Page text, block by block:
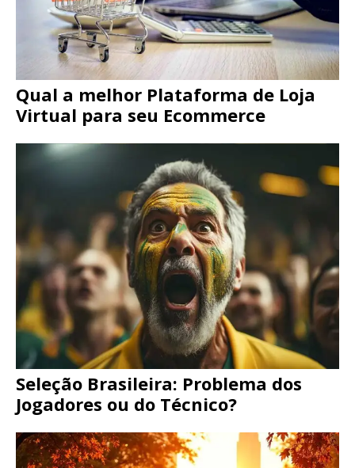
Qual a melhor Plataforma de Loja
Virtual para seu Ecommerce
Seleção Brasileira: Problema dos
Jogadores ou do Técnico?